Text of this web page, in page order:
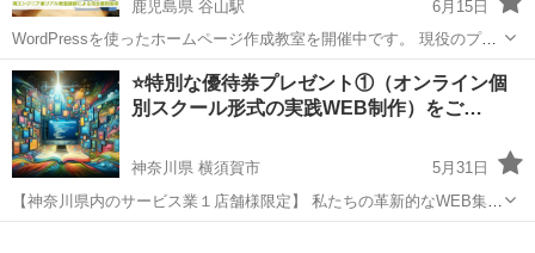
鹿児島県 谷山駅
6月15日
WordPressを使ったホームページ作成教室を開催中です。 現役のプロ
のクリエイターが一から丁寧にレクチャーします。 受講形態は、オン
ラインと対面からお好きな方をお選びいただけます。 ■対象者 ...
鹿児島 鹿児島市 谷山駅 ホームページ作成 WordPress
⭐️特別な優待券プレゼント①（オンライン個
別スクール形式の実践WEB制作）をご…
神奈川県 横須賀市
5月31日
【神奈川県内のサービス業１店舗様限定】 私たちの革新的なWEB集客
サービスを紹介します！ 特別割引券は、ジモティーのユーザー限定で